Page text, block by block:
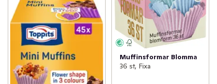
Muffinsformar Blomma
36 st, Fixa